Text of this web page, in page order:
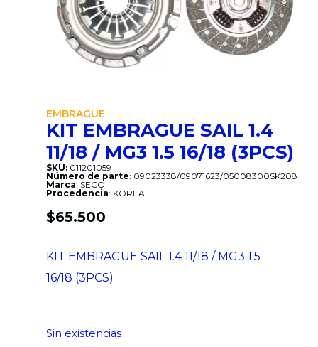
EMBRAGUE
KIT EMBRAGUE SAIL 1.4
11/18 / MG3 1.5 16/18 (3PCS)
SKU: 011201059
Número de parte: 09023338/09071623/05008300SK208
Marca: SECO
Procedencia: KOREA
$65.500
KIT EMBRAGUE SAIL 1.4 11/18 / MG3 1.5
16/18 (3PCS)
Sin existencias